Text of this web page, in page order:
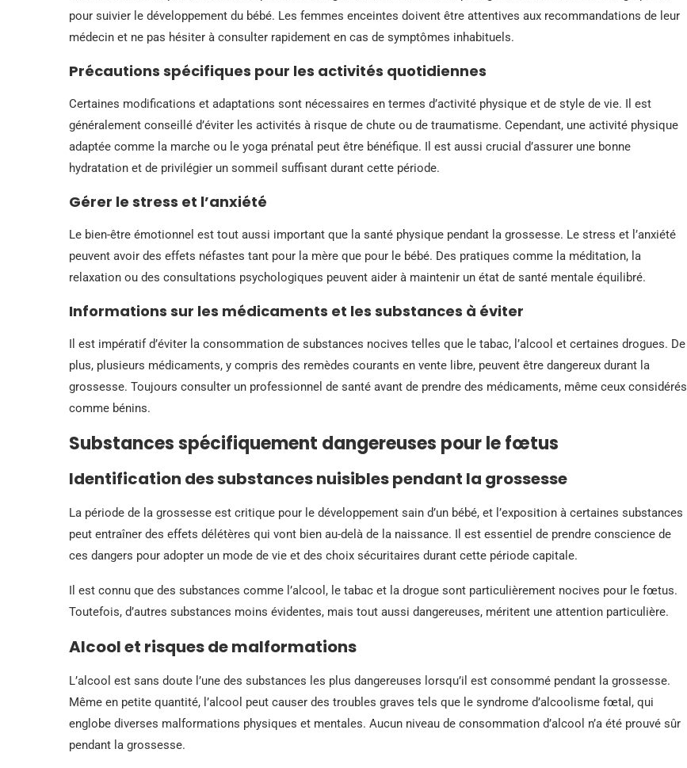
pour suivier le développement du bébé. Les femmes enceintes doivent être attentives aux recommandations de leur
médecin et ne pas hésiter à consulter rapidement en cas de symptômes inhabituels.
Précautions spécifiques pour les activités quotidiennes
Certaines modifications et adaptations sont nécessaires en termes d’activité physique et de style de vie. Il est
généralement conseillé d’éviter les activités à risque de chute ou de traumatisme. Cependant, une activité physique
adaptée comme la marche ou le yoga prénatal peut être bénéfique. Il est aussi crucial d’assurer une bonne
hydratation et de privilégier un sommeil suffisant durant cette période.
Gérer le stress et l’anxiété
Le bien-être émotionnel est tout aussi important que la santé physique pendant la grossesse. Le stress et l’anxiété
peuvent avoir des effets néfastes tant pour la mère que pour le bébé. Des pratiques comme la méditation, la
relaxation ou des consultations psychologiques peuvent aider à maintenir un état de santé mentale équilibré.
Informations sur les médicaments et les substances à éviter
Il est impératif d’éviter la consommation de substances nocives telles que le tabac, l’alcool et certaines drogues. De
plus, plusieurs médicaments, y compris des remèdes courants en vente libre, peuvent être dangereux durant la
grossesse. Toujours consulter un professionnel de santé avant de prendre des médicaments, même ceux considérés
comme bénins.
Substances spécifiquement dangereuses pour le fœtus
Identification des substances nuisibles pendant la grossesse
La période de la grossesse est critique pour le développement sain d’un bébé, et l’exposition à certaines substances
peut entraîner des effets délétères qui vont bien au-delà de la naissance. Il est essentiel de prendre conscience de
ces dangers pour adopter un mode de vie et des choix sécuritaires durant cette période capitale.
Il est connu que des substances comme l’alcool, le tabac et la drogue sont particulièrement nocives pour le fœtus.
Toutefois, d’autres substances moins évidentes, mais tout aussi dangereuses, méritent une attention particulière.
Alcool et risques de malformations
L’alcool est sans doute l’une des substances les plus dangereuses lorsqu’il est consommé pendant la grossesse.
Même en petite quantité, l’alcool peut causer des troubles graves tels que le syndrome d’alcoolisme fœtal, qui
englobe diverses malformations physiques et mentales. Aucun niveau de consommation d’alcool n’a été prouvé sûr
pendant la grossesse.